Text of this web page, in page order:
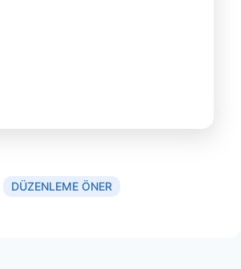
DÜZENLEME ÖNER